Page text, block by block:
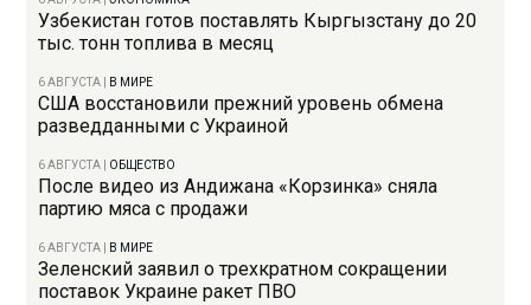
Узбекистан готов поставлять Кыргызстану до 20
тыс. тонн топлива в месяц
6 АВГУСТА В МИРЕ
США восстановили прежний уровень обмена
разведданными с Украиной
6 АВГУСТА ОБЩЕСТВО
После видео из Андижана «Корзинка» сняла
партию мяса с продажи
6 АВГУСТА В МИРЕ
Зеленский заявил о трехкратном сокращении
поставок Украине ракет ПВО